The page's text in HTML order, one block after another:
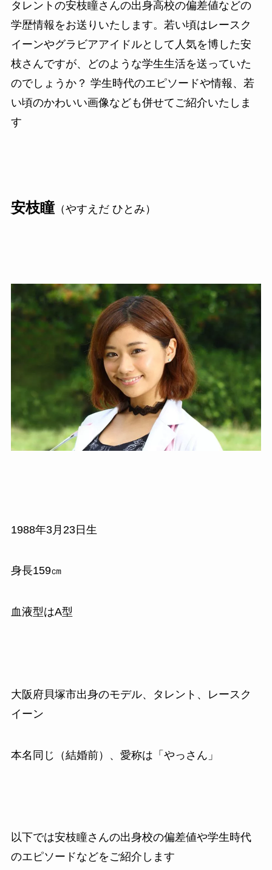
タレントの安枝瞳さんの出身高校の偏差値などの
学歴情報をお送りいたします。若い頃はレースク
イーンやグラビアアイドルとして人気を博した安
枝さんですが、どのような学生生活を送っていた
のでしょうか？ 学生時代のエピソードや情報、若
い頃のかわいい画像なども併せてご紹介いたしま
す
安枝瞳（やすえだ ひとみ）
1988年3月 23日生
身長159㎝
血液型はA型
大阪府貝塚市出身のモデル、タレント、レースク
イーン
本名同じ（結婚前）、愛称は「やっさん」
以下では安枝瞳さんの出身校の偏差値や学生時代
のエピソードなどをご紹介します